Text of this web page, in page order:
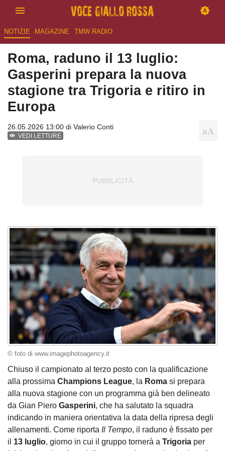
NOTIZIE MAGAZINE TMW RADIO
Roma, raduno il 13 luglio:
Gasperini prepara la nuova
stagione tra Trigoria e ritiro in
Europa
26.05.2026 13:00 di Valerio Conti
VEDI LETTURE
© foto di www.imagephotoagency.it
Chiuso il campionato al terzo posto con la qualificazione
alla prossima Champions League, la Roma si prepara
alla nuova stagione con un programma già ben delineato
da Gian Piero Gasperini, che ha salutato la squadra
indicando in maniera orientativa la data della ripresa degli
allenamenti. Come riporta Il Tempo, il raduno è fissato per
il 13 luglio, giorno in cui il gruppo tornerà a Trigoria per